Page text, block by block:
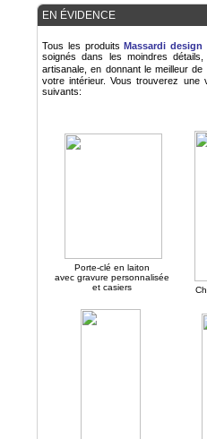
EN ÉVIDENCE
Tous les produitsMassardi design
soignés dans les moindres
artisanale, en donnant le meilleur de
votre intérieur. Vous trouverez une
suivants:
Porte-clé en laiton
avec gravure personnalisée
et casiers